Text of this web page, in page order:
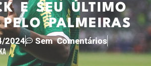
E SEU ÚLTIMO
PALMEIRAS
2024
Sem Comentários